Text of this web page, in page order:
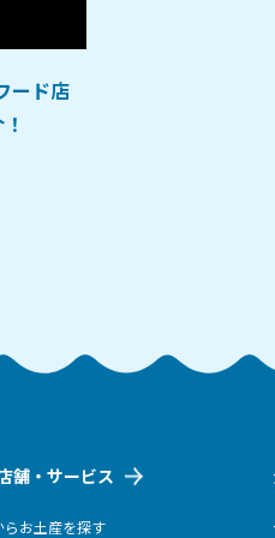
ード店
舗・サービス
らお土産を探す